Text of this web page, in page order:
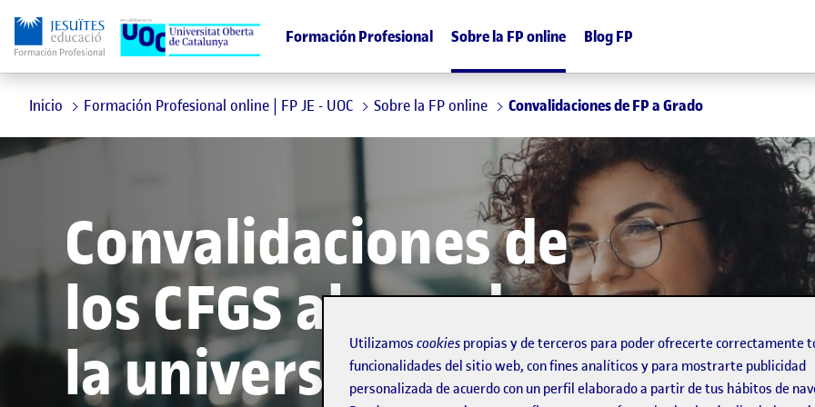
Formación Profesional Sobre la FP online Blog FP
Inicio Formación Profesional online | FP JE - UOC Sobre la FP online Convalidaciones de FP a Grado
Convalidaciones de
los CFGS al acceder a
la universidad
Utilizamos cookies propias y de terceros para poder ofrecerte correctamente
funcionalidades del sitio web, con fines analíticos y para mostrarte publicidad
personalizada de acuerdo con un perfil elaborado a partir de tus hábitos de